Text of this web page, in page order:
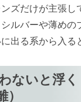
ズだけが主張し
ルバーや薄めの
出る系から入る
ないと浮